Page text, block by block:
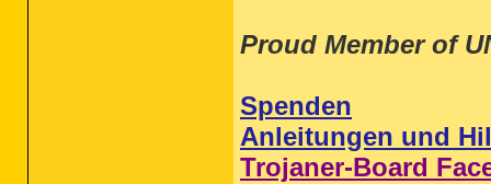
Proud Member of
Spenden
Anleitungen und
Trojaner-Board